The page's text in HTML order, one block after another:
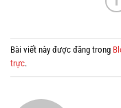
Bài viết này được đăng trong
trực.